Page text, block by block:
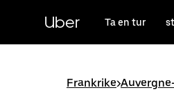
hovedinnholdet
Uber Ta en tur
Frankrike>